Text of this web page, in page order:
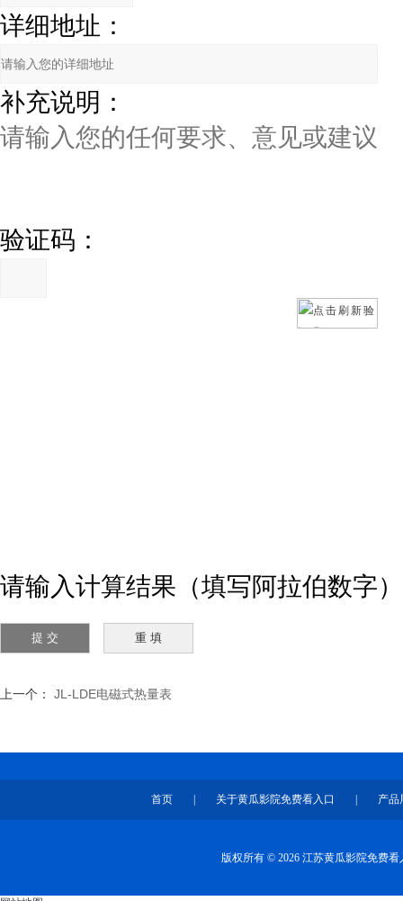
详细地址：
补充说明：
验证码：
请输入计算结果（填写阿拉伯数字
上一个： JL-LDE电磁式热量表
首页 关于黄瓜影院免费看入口 产品
版权所有 © 2026 江苏黄瓜影院免费